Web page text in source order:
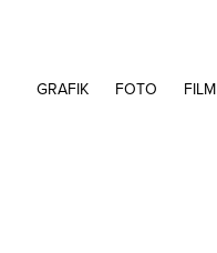
GRAFIK FOTO FILM